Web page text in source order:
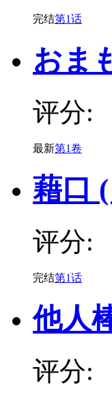
完结第1话
おま
评分:
最新第1卷
藉口
评分:
完结第1话
他人
评分: